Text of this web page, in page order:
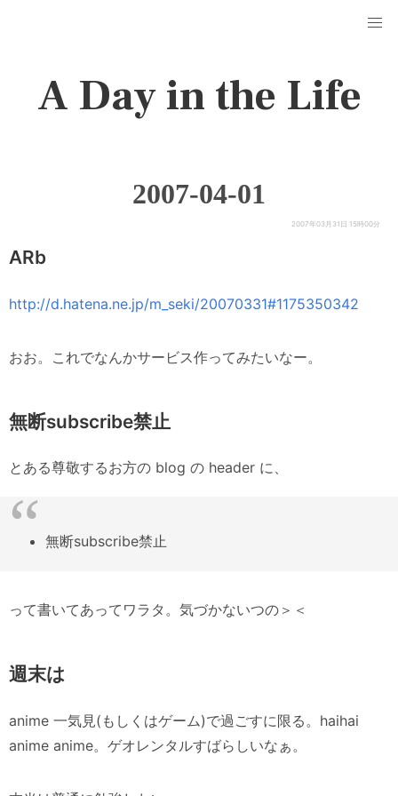
A Day in the Life
2007-04-01
2007年03月31日 15時00分
ARb
http://d.hatena.ne.jp/m_seki/20070331#1175350342
おお。これでなんかサービス作ってみたいなー。
無断subscribe禁止
とある尊敬するお方の blog の header に、
無断subscribe禁止
って書いてあってワラタ。気づかないつの＞＜
週末は
anime 一気見(もしくはゲーム)で過ごすに限る。haihai
anime anime。ゲオレンタルすばらしいなぁ。